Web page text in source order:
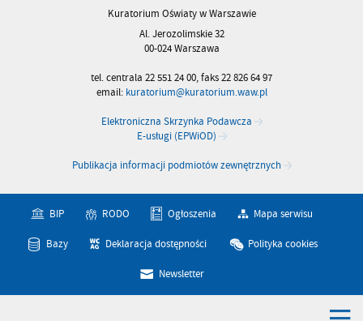
Kuratorium Oświaty w Warszawie
Al. Jerozolimskie 32
00-024 Warszawa
tel. centrala 22 551 24 00, faks 22 826 64 97
email: kuratorium@kuratorium.waw.pl
Elektroniczna Skrzynka Podawcza
E-usługi (EPWiOD)
Publikacja informacji podmiotów zewnętrznych
BIP RODO Ogłoszenia Mapa serwisu
Bazy Deklaracja dostępności Polityka cookies
Newsletter